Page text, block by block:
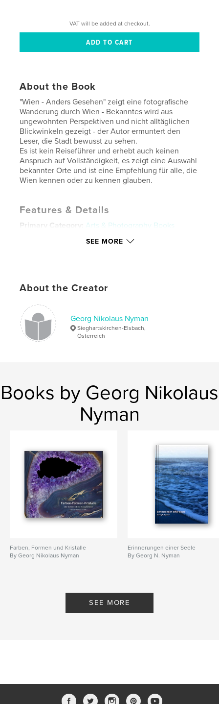
VAT will be added at checkout.
About the Book
"Wien - Anders Gesehen" zeigt eine fotografische
Wanderung durch Wien - Bekanntes wird aus
ungewohnten Perspektiven und nicht alltäglichen
Blickwinkeln gezeigt - der Autor ermuntert den
Leser, die Stadt bewusst zu sehen.
Es ist kein Reiseführer und erhebt auch keinen
Anspruch auf Vollständigkeit, es zeigt eine Auswahl
bekannter Orte und ist eine Empfehlung für alle, die
Wien kennen oder zu kennen glauben.
Features & Details
Primary Category:
Arts & Photography Books
Large Format Landscape, 13×11 in,
Hardcover, Dust Jacket: 9781320051309
Publish Date:
Jun 24, 2014
LanguageGerman
Keywords
SEE MORE
About the Creator
Georg Nikolaus Nyman
Sieghartskirchen-Elsbach,
Österreich
Books by Georg Nikolaus
Nyman
Farben, Formen und Kristalle
By Georg Nikolaus Nyman
Erinnerungen einer Seele
By Georg N. Nyman
SEE MORE